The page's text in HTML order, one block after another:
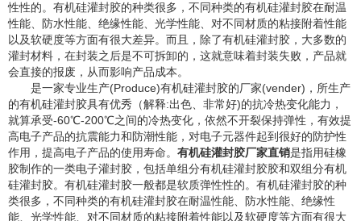
性性的。有机硅灌封胶的种类很多，不同种类的有机硅灌封胶在耐温
性能、防水性能、绝缘性能、光学性能、对不同材质的粘接附着性能
以及软硬度等方面有很大差异。而且，除了有机硅灌封胶，大多数的
灌封材料，在封装之后是不可拆卸的，这就意味着封装失败，产品就
会直接的报废，从而影响产品成本。
是一家专业生产(Produce)有机硅灌封胶的厂家(vender)，所生产
的有机硅灌封胶具有优秀（解释:出色、非常好)的抗冷热变化能力，
就算承受-60℃-200℃之间的冷热变化，依然不开裂保持弹性，有效提
高电子产品的抗震能力和防潮性能，对电子元器件起到很好的防护性
作用，提高电子产品的使用寿命。 有机硅灌封胶厂家直销是指用硅橡
胶制作的一类电子灌封胶，包括单组分有机硅灌封胶胶和双组分有机
硅灌封胶。有机硅灌封胶一般都是软质弹性性的。有机硅灌封胶的种
类很多，不同种类的有机硅灌封胶在耐温性能、防水性能、绝缘性
能、光学性能、对不同材质的粘接附着性能以及软硬度等方面有很大